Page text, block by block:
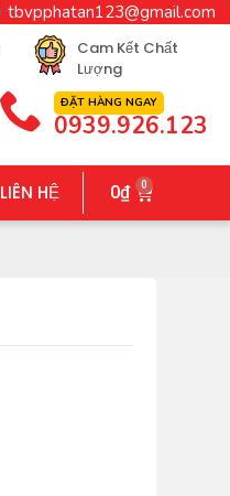
tbvpphatan123@gmail.com
Cam Kết Chất
Lượng
ĐẶT HÀNG NGAY
0939.926.123
LIÊN HỆ 0₫ 0